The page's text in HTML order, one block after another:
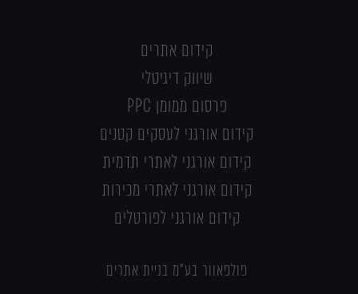
קידום אתרים
שיווק דיגיטלי
פרסום ממומן PPC
קידום אורגני לעסקים קטנים
קידום אורגני לאתרי תדמית
קידום אורגני לאתרי מכירות
קידום אורגני לפורטלים
פולפאוור בע"מ בניית אתרים